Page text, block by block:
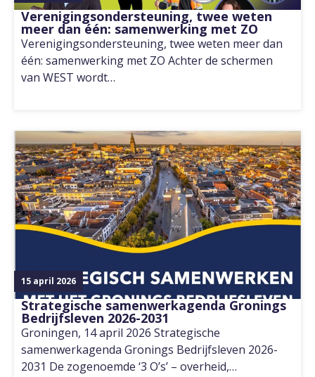
Verenigingsondersteuning, twee weten
meer dan één: samenwerking met ZO
Verenigingsondersteuning, twee weten meer dan
één: samenwerking met ZO Achter de schermen
van WEST wordt…
15 april 2026
Strategische samenwerkagenda Gronings
Bedrijfsleven 2026-2031
Groningen, 14 april 2026 Strategische
samenwerkagenda Gronings Bedrijfsleven 2026-
2031 De zogenoemde ‘3 O’s’ – overheid,…